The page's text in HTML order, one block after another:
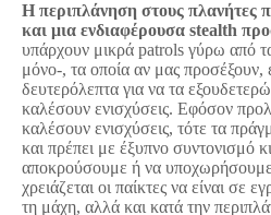
Η περιπλάνηση στους πλανήτες
και μια ενδιαφέρουσα stealth
υπάρχουν μικρά patrols γύρω από
μόνο-, τα οποία αν μας
δευτερόλεπτα για να τα
καλέσουν ενισχύσεις. Εφόσον
καλέσουν ενισχύσεις, τότε τα
και πρέπει με έξυπνο συντονισμό
αποκρούσουμε ή να
χρειάζεται οι παίκτες να είναι σε
τη μάχη, αλλά και κατά την